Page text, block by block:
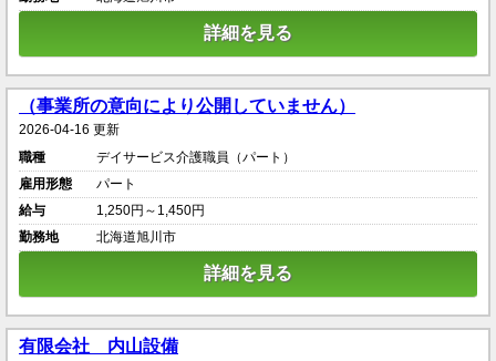
詳細を見る
（事業所の意向により公開していません）
2026-04-16 更新
職種
デイサービス介護職員（パート）
雇用形態
パート
給与
1,250円～1,450円
勤務地
北海道旭川市
詳細を見る
有限会社 内山設備